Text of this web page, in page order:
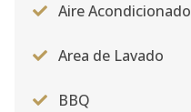
Aire Acondicionado
Area de Lavado
BBQ